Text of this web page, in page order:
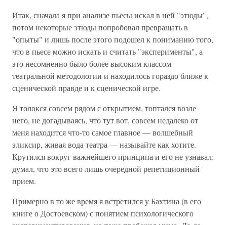
Итак, сначала я при анализе пьесы искал в ней "этюды",
потом некоторые этюды попробовал превращать в
"опыты" и лишь после этого подошел к пониманию того,
что в пьесе можно искать и считать "эксперименты", а
это несомненно было более высоким классом
театральной методологии и находилось гораздо ближе к
сценической правде и к сценической игре.
Я толокся совсем рядом с открытием, топтался возле
него, не догадываясь, что тут вот, совсем недалеко от
меня находится что-то самое главное — волшебный
эликсир, живая вода театра — называйте как хотите.
Крутился вокруг важнейшего принципа и его не узнавал:
думал, что это всего лишь очередной репетиционный
прием.
Примерно в то же время я встретился у Бахтина (в его
книге о Достоевском) с понятием психологического